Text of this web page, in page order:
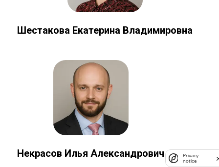
Шестакова Екатерина Владимировна
Некрасов Илья Александрович
Privacy
notice